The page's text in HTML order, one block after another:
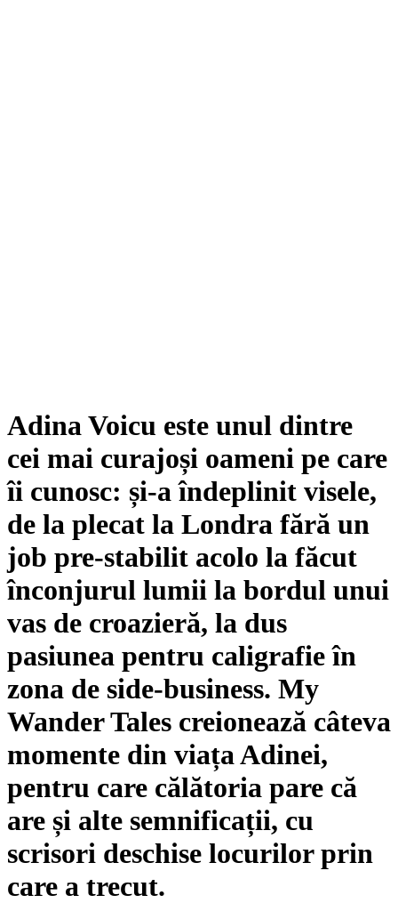
Adina Voicu este unul dintre
cei mai curajoși oameni pe care
îi cunosc: și-a îndeplinit visele,
de la plecat la Londra fără un
job pre-stabilit acolo la făcut
înconjurul lumii la bordul unui
vas de croazieră, la dus
pasiunea pentru caligrafie în
zona de side-business. My
Wander Tales creionează câteva
momente din viața Adinei,
pentru care călătoria pare că
are și alte semnificații, cu
scrisori deschise locurilor prin
care a trecut.